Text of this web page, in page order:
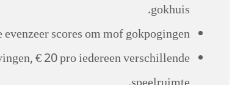
gokhuis.
scores om mof gokpogingen.
€ 20 pro iedereen verschillende